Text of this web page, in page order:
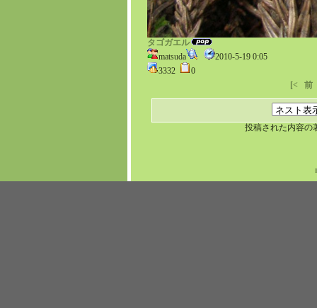
タゴガエル
matsuda
2010-5-19 0:05
3332
0
[<
前
投稿された内容の